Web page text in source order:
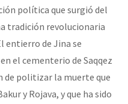
política que surgió del
tradición revolucionaria
entierro de Jina se
el cementerio de Saqqez
de politizar la muerte que
y Rojava, y que ha sido